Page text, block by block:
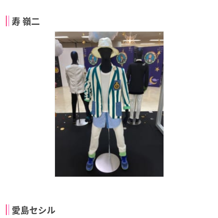
寿 嶺二
愛島セシル